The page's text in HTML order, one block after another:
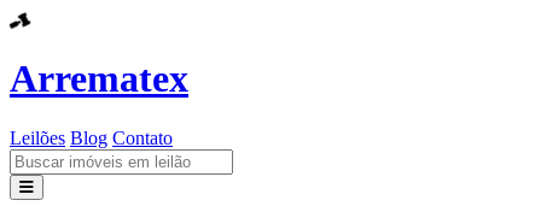
Arrematex
Leilões Blog Contato